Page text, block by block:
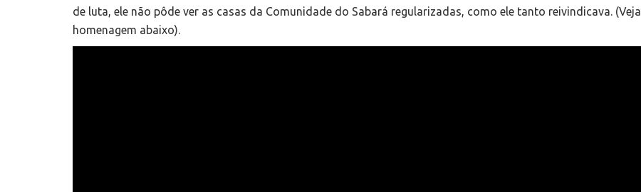
de luta, ele não pôde ver as casas da Comunidade do Sabará regularizadas, como ele tanto reivindicava. (Veja
homenagem abaixo).